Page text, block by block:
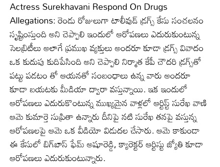
Actress Surekhavani Respond On Drugs
Allegations: రెండు రోజులుగా టాలీవుడ్‌ డ్రగ్స్‌ కేసు సంచలనం
సృష్టింస్తుంది అని చెప్పాలి ఇందులో ఆరోపణలు ఎదురుకుంటున్న
సెలబ్రిటీలు అలాగే ప్రముఖ వ్యక్తులు అందరూ కూడా డ్రగ్స్ వివాదం
ఒక కుదుపు కుదిపేసింది అని చెప్పాలి నిర్మాత కేపీ చౌదరి డ్రగ్స్‌తో
పట్టు పడటం తో ఆయనతో సంబంధాలు ఉన్న వారు అందరూ
కూడా బయటకు మీడియా ద్వారా వస్తున్నాయి. ఇక ఇందులో
ఆరోపణలు ఎదురుకొంటున్న ముఖ్యమైన వాళ్లలో ఆర్టిస్ట్ సురేఖ వాణి
ఆమె కుమార్తె సుప్రితా ఉన్నారు దీనిపై నటి సురేఖ తనపై వస్తున్న
ఆరోపణలపై ఆమె ఒక వీడియో విడుదల చేసారు. ఆమె కాకుండా
ఈ కేసులో బిగ్‌బాస్‌ ఫేమ్ అషూరెడ్డి, క్యారెక్టర్‌ ఆర్టిస్టు జ్యోతి కూడా
ఆరోపణలు ఎదురుకుంటున్నారు.